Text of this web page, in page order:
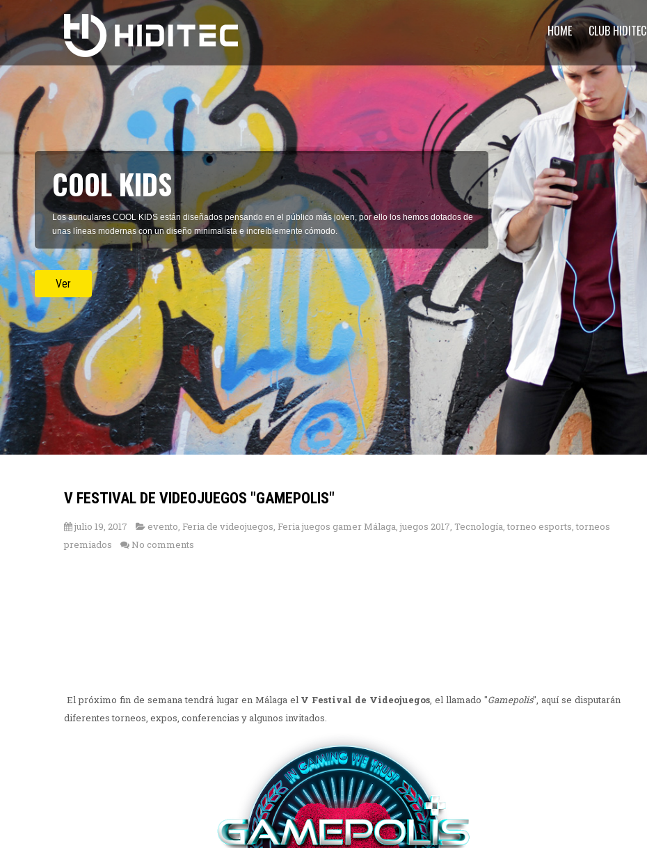
HOME CLUB HIDITEC
SIGUE TU PROPIO ESTILO
Siéntete especial y diferente con los nuevos auriculares Cool, experimenta su comodidad y ergonomía y disfruta
de sus materiales de primera calidad.
Descúbrelos
V FESTIVAL DE VIDEOJUEGOS "GAMEPOLIS"
julio 19, 2017 evento, Feria de videojuegos, Feria juegos gamer Málaga, juegos 2017, Tecnología,torneo esports,torneos
premiados
No comments
El próximo fin de semana tendrá lugar en Málaga el V Festival de Videojuegos, el llamado "Gamepolis", aquí se disputarán
diferentes torneos, expos, conferencias y algunos invitados.